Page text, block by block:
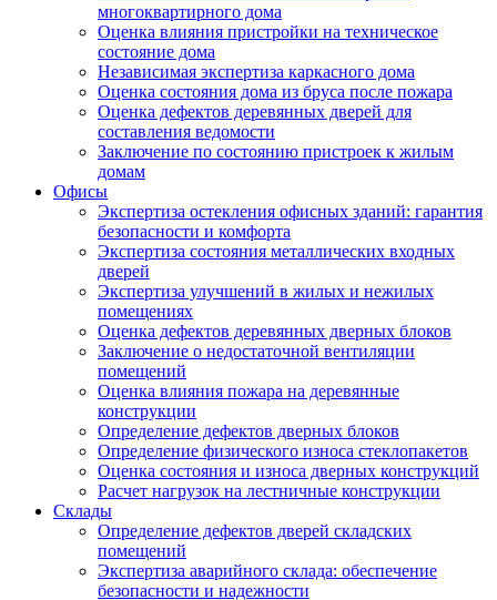
многоквартирного дома
Оценка влияния пристройки на техническое
состояние дома
Независимая экспертиза каркасного дома
Оценка состояния дома из бруса после пожара
Оценка дефектов деревянных дверей для
составления ведомости
Заключение по состоянию пристроек к жилым
домам
Офисы
Экспертиза остекления офисных зданий: гарантия
безопасности и комфорта
Экспертиза состояния металлических входных
дверей
Экспертиза улучшений в жилых и нежилых
помещениях
Оценка дефектов деревянных дверных блоков
Заключение о недостаточной вентиляции
помещений
Оценка влияния пожара на деревянные
конструкции
Определение дефектов дверных блоков
Определение физического износа стеклопакетов
Оценка состояния и износа дверных конструкций
Расчет нагрузок на лестничные конструкции
Склады
Определение дефектов дверей складских
помещений
Экспертиза аварийного склада: обеспечение
безопасности и надежности